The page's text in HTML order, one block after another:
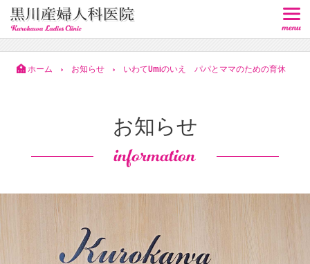
ホーム > お知らせ >
いわてUmiのいえ パパとママのための育休
お知らせ
information